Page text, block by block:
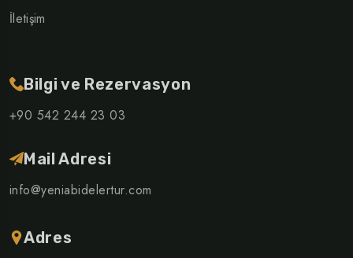
İletişim
Bilgi ve Rezervasyon
+90 542 244 23 03
Mail Adresi
info@yeniabidelertur.com
Adres